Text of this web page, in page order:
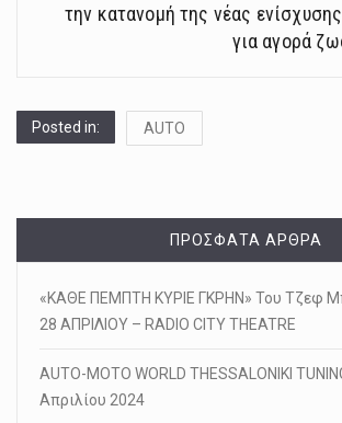
την κατανομή της νέας
για αγορά
Posted in: AUTO
ΠΡΌΣΦΑΤΑ ΆΡΘΡΑ
«ΚΑΘΕ ΠΕΜΠΤΗ ΚΥΡΙΕ ΓΚΡΗΝ» Του Τζεφ
28 ΑΠΡΙΛΙΟΥ – RADIO CITY THEATRE
AUTO-MOTO WORLD THESSALONIKI
Απριλίου 2024